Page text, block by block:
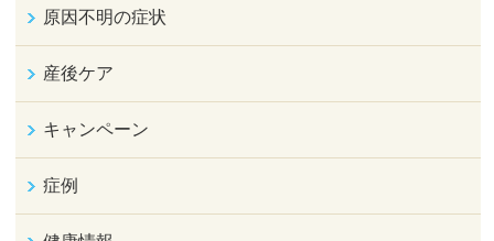
原因不明の症状
産後ケア
キャンペーン
症例